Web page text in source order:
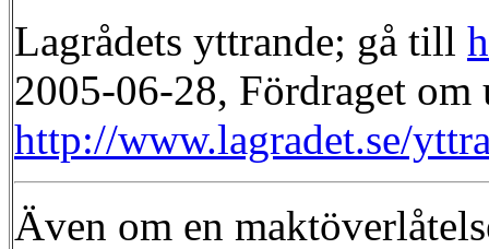
Lagrådets yttrande; gå till
2005-06-28, Fördraget
http://www.lagradet.se/
Även om en